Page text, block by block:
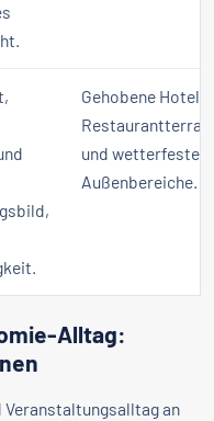
Gehobene
und wetterfeste
Außenbereiche.
Alltag:
an